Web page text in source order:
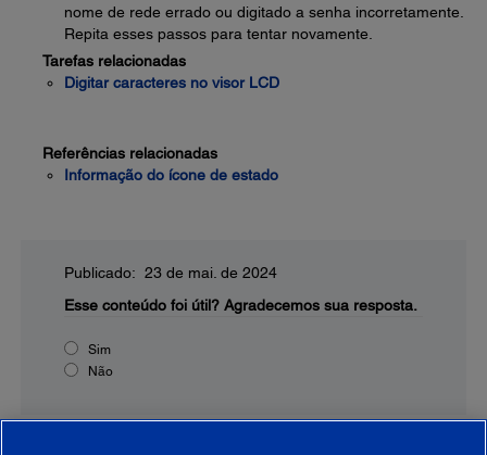
nome de rede errado ou digitado a senha incorretamente.
Repita esses passos para tentar novamente.
Tarefas relacionadas
Digitar caracteres no visor LCD
Referências relacionadas
Informação do ícone de estado
Publicado: 23 de mai. de 2024
Esse conteúdo foi útil? Agradecemos sua resposta.
Sim
Não